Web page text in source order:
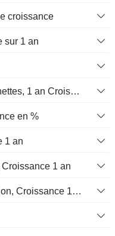
croissance
sur 1 an
Immobilisations corporelles nettes, 1 an Croissance
en %
1 an
1 an
Flux de trésorerie d’exploitation, Croissance 1 an